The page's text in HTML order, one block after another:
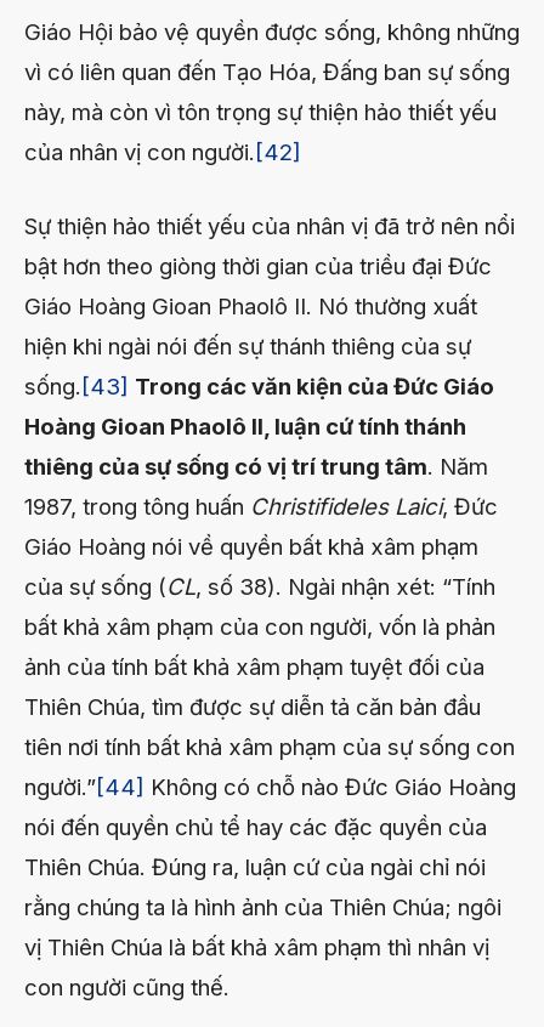
Giáo Hội bảo vệ quyền được sống, không những
vì có liên quan đến Tạo Hóa, Đấng ban sự sống
này, mà còn vì tôn trọng sự thiện hảo thiết yếu
của nhân vị con người. [42]
Sự thiện hảo thiết yếu của nhân vị đã trở nên nổi
bật hơn theo giòng thời gian của triều đại Đức
Giáo Hoàng Gioan Phaolô II. Nó thường xuất
hiện khi ngài nói đến sự thánh thiêng của sự
sống. [43] Trong các văn kiện của Đức Giáo
Hoàng Gioan Phaolô II, luận cứ tính thánh
thiêng của sự sống có vị trí trung tâm. Năm
1987, trong tông huấn Christifideles Laici, Đức
Giáo Hoàng nói về quyền bất khả xâm phạm
của sự sống (CL, số 38). Ngài nhận xét: “Tính
bất khả xâm phạm của con người, vốn là phản
ảnh của tính bất khả xâm phạm tuyệt đối của
Thiên Chúa, tìm được sự diễn tả căn bản đầu
tiên nơi tính bất khả xâm phạm của sự sống con
người.”[44] Không có chỗ nào Đức Giáo Hoàng
nói đến quyền chủ tể hay các đặc quyền của
Thiên Chúa. Đúng ra, luận cứ của ngài chỉ nói
rằng chúng ta là hình ảnh của Thiên Chúa; ngôi
vị Thiên Chúa là bất khả xâm phạm thì nhân vị
con người cũng thế.